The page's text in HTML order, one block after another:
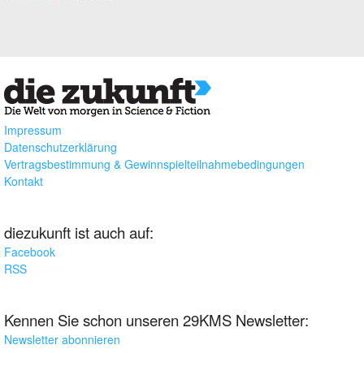
Impressum
Datenschutzerklärung
Vertragsbestimmung & Gewinnspielteilnahmebedingungen
Kontakt
diezukunft ist auch auf:
Facebook
RSS
Kennen Sie schon unseren 29KMS Newsletter:
Newsletter abonnieren